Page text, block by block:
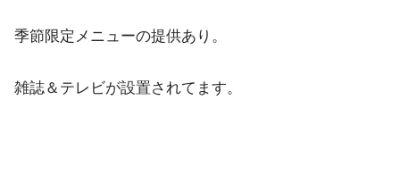
季節限定メニューの提供あり。
雑誌＆テレビが設置されてます。